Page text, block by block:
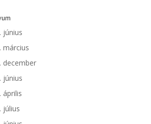
június
március
december
június
április
július